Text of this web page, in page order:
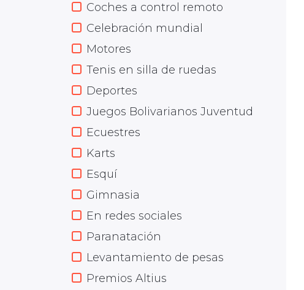
Coches a control remoto
Celebración mundial
Motores
Tenis en silla de ruedas
Deportes
Juegos Bolivarianos Juventud
Ecuestres
Karts
Esquí
Gimnasia
En redes sociales
Paranatación
Levantamiento de pesas
Premios Altius